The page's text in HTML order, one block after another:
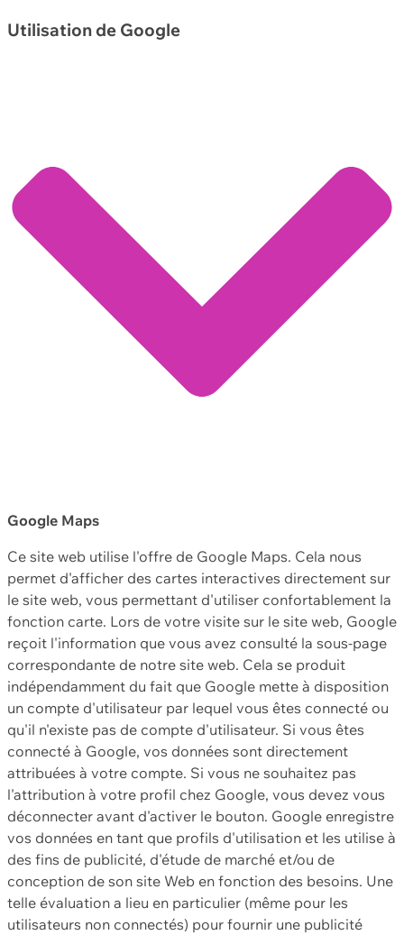
Utilisation de Google
Google Maps
Ce site web utilise l'offre de Google Maps. Cela nous
permet d'afficher des cartes interactives directement sur
le site web, vous permettant d'utiliser confortablement la
fonction carte. Lors de votre visite sur le site web, Google
reçoit l'information que vous avez consulté la sous-page
correspondante de notre site web. Cela se produit
indépendamment du fait que Google mette à disposition
un compte d'utilisateur par lequel vous êtes connecté ou
qu'il n'existe pas de compte d'utilisateur. Si vous êtes
connecté à Google, vos données sont directement
attribuées à votre compte. Si vous ne souhaitez pas
l'attribution à votre profil chez Google, vous devez vous
déconnecter avant d'activer le bouton. Google enregistre
vos données en tant que profils d'utilisation et les utilise à
des fins de publicité, d'étude de marché et/ou de
conception de son site Web en fonction des besoins. Une
telle évaluation a lieu en particulier (même pour les
utilisateurs non connectés) pour fournir une publicité